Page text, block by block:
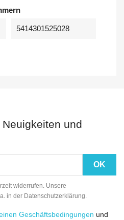
5414301525028
und
widerrufen. Unsere
in der Datenschutzerklärung.
Geschäftsbedingungen und